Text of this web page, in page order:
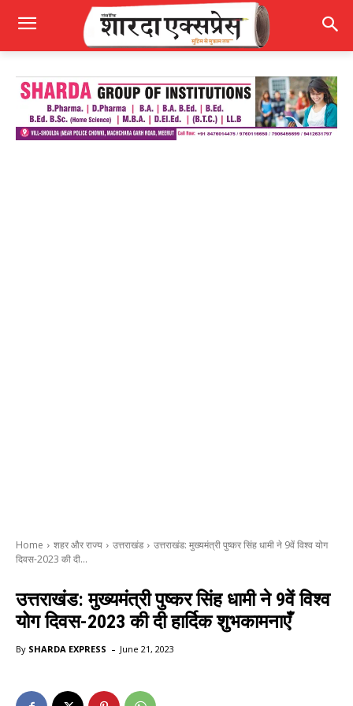
Home शहर और राज्य उत्तराखंड
उत्तराखंड: मुख्यमंत्री पुष्कर सिंह धामी ने 9वें विश्व योग
दिवस-2023 की दी...
उत्तराखंड: मुख्यमंत्री पुष्कर सिंह धामी ने 9वें विश्व
योग दिवस-2023 की दी हार्दिक शुभकामनाएँ
By SHARDA EXPRESS - June 21, 2023